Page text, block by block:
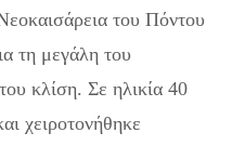
του Πόντου
τη μεγάλη του
κλίση. Σε ηλικία 40
χειροτονήθηκε